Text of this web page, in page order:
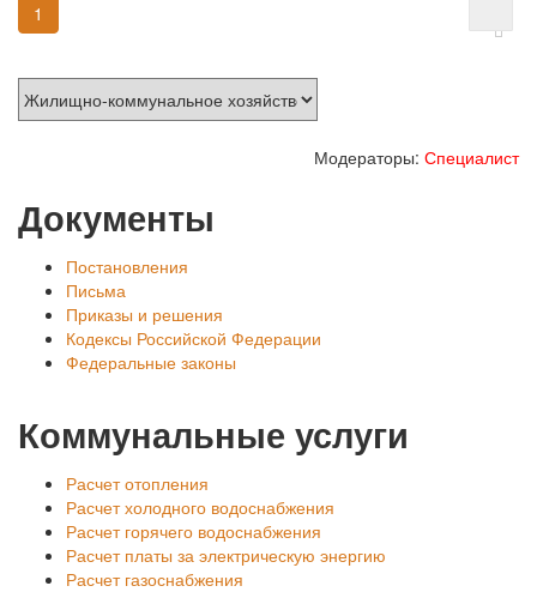
1
Модераторы: Специалист
Документы
Постановления
Письма
Приказы и решения
Кодексы Российской Федерации
Федеральные законы
Коммунальные услуги
Расчет отопления
Расчет холодного водоснабжения
Расчет горячего водоснабжения
Расчет платы за электрическую энергию
Расчет газоснабжения